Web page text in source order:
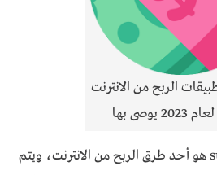
10 تطبيقات الربح من الانترنت
يوصى بها
الربح من موقع surveytime هو أحد طرق الربح من الانترنت، ويتم